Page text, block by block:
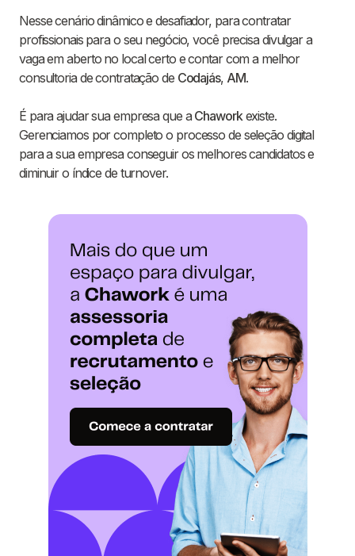
Nesse cenário dinâmico e desafiador, para contratar
profissionais para o seu negócio, você precisa divulgar a
vaga em aberto no local certo e contar com a melhor
consultoria de contratação de Codajás, AM.
É para ajudar sua empresa que a Chaworkexiste.
Gerenciamos por completo o processo de seleção digital
para a sua empresa conseguir os melhores candidatos e
diminuir o índice de turnover.